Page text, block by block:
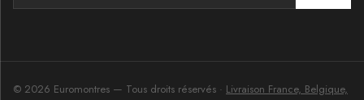
© 2026 Euromontres — Tous droits réservés · Livraison France, Belgique,